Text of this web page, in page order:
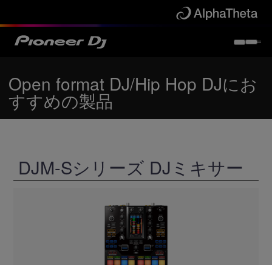
Open format DJ/Hip Hop DJにお
すすめの製品
DJM-Sシリーズ DJミキサー